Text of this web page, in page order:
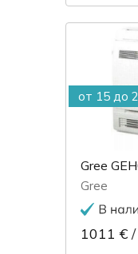
от 15 до
Gree
Gree
1011 € /